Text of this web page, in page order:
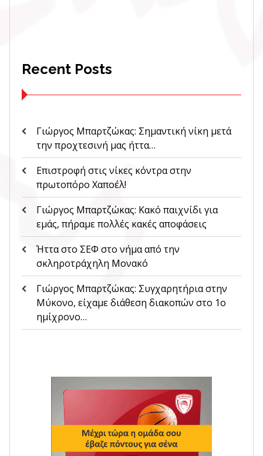
Recent Posts
Γιώργος Μπαρτζώκας: Σημαντική νίκη μετά
την προχτεσινή μας ήττα…
Επιστροφή στις νίκες κόντρα στην
πρωτοπόρο Χαποέλ!
Γιώργος Μπαρτζώκας: Κακό παιχνίδι για
εμάς, πήραμε πολλές κακές αποφάσεις
Ήττα στο ΣΕΦ στο νήμα από την
σκληροτράχηλη Μονακό
Γιώργος Μπαρτζώκας: Συγχαρητήρια στην
Μύκονο, είχαμε διάθεση διακοπών στο 1ο
ημίχρονο…